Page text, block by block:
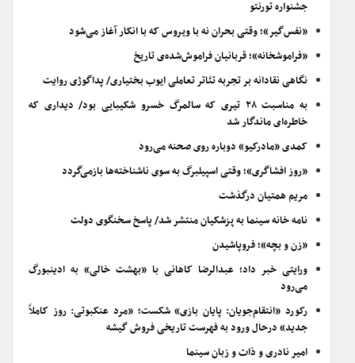
جشنواره تورنتو
«نفس‌گیر»؛ وقتی بحران نه با ویروس که با انکار آغاز می‌شود
«فراموشخانه»؛ قربانیان فراموش‌شده‌ی تاریخ
نگاهی نقادانه بر تجربه تئاتر تعاملی ایوب بختیاری/ پداگوژی روایت
به مناسبت ۲۸ تیری که سالمرگ خسرو شکیبایی بود/ دیداری که
خاطره‌ای ماندگار شد
کمدی «مادرکیو» دوباره روی صحنه می‌رود
«روز افشاگری»؛ وقتی اسپیلبرگ به سوی ناشناخته‌ها بازمی‌گردد
مریم همتیان درگذشت
نامه خانه سینما به پزشکیان منتشر شد/ پاسخ سخنگوی دولت
«زن و بچه»؛ فروپاشیدن
ورایتی خبر داد؛ عبدالرضا کاهانی با «بهشت خالی» به ادینبورگ
می‌رود
رکورد «انتقام‌جویان: پایان بازی» شکست؛ «مرد عنکبوتی: روز کاملاً
جدید» درحال ورود به فهرست تاریخی فروش گیشه
امیر نادری و ذات و زبان سینما